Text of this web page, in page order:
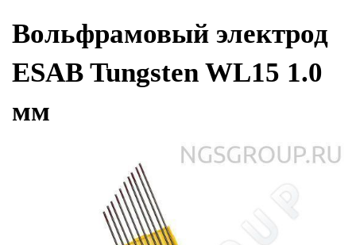
Вольфрамовый электрод
ESAB Tungsten WL15 1.0
мм